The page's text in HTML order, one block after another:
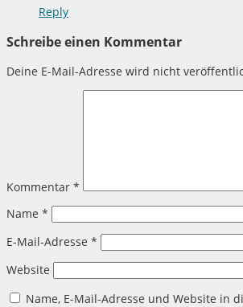
Reply
Schreibe einen Kommentar
Deine E-Mail-Adresse wird nicht
Kommentar *
Name *
E-Mail-Adresse *
Website
Name, E-Mail-Adresse und Website in